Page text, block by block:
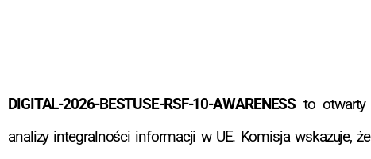
DIGITAL-2026-BESTUSE-RSF-10-AWARENESS to otwarty
analizy integralności informacji w UE. Komisja wskazuje,